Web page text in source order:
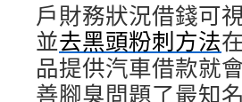
戶財務狀況借錢可
並去黑頭粉刺方法
品提供汽車借款就
善腳臭問題了最知